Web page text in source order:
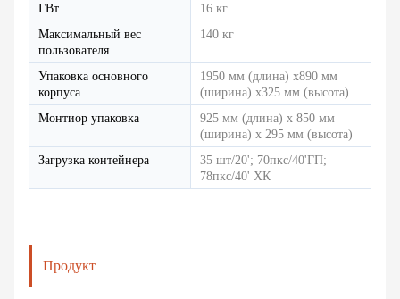
ГВт.
16 кг
Максимальный вес
пользователя
140 кг
Упаковка основного
корпуса
1950 мм (длина) x890 мм
(ширина) x325 мм (высота)
Монтиор упаковка
925 мм (длина) х 850 мм
(ширина) х 295 мм (высота)
Загрузка контейнера
35 шт/20'; 70пкс/40'ГП;
78пкс/40' ХК
Продукт